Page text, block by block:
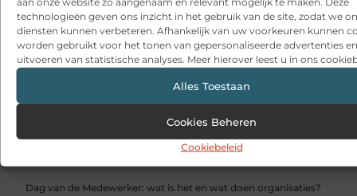
technologieën geven ons inzicht in het gebruik van de site, zodat we
diensten kunnen verbeteren. Afhankelijk van uw voorkeuren kunnen
worden gebruikt voor het tonen van gepersonaliseerde advertenties
uitvoeren van statistische analyses. Meer hierover leest u in ons
Alles Toestaan
Cookies Beheren
Cookiebeleid
RECENTE BERICHTEN
Snelle sfeerverbetering met accessoires die altijd passen
Een deur die open blijft zonder gedoe
Sitcon: Specialist in beveiligingsoplossingen en
Hoe contentmarketing evolueert in het tijdperk van AI-
Dag van de Medewerker: wat is het en wat doen organisaties?